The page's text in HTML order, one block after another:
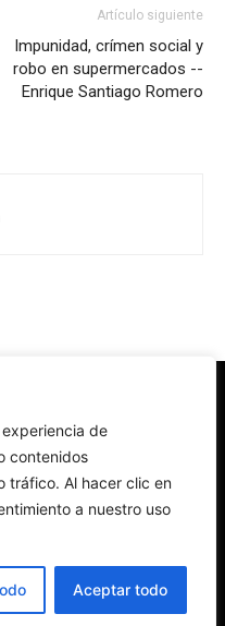
de
contenidos
tráfico. Al hacer clic en
a nuestro uso
Aceptar todo
Artículo siguiente
Impunidad, crímen social y
robo en supermercados --
Enrique Santiago Romero
y la sociedad